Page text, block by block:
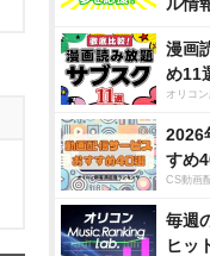
漫画
め11
オリコ
2026
すめ
CS動画
毎週
ヒッ